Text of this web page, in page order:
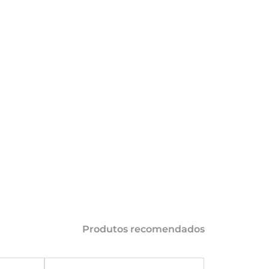
Produtos recomendados